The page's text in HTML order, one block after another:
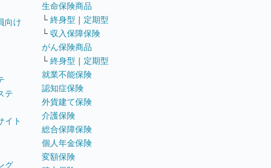
向け
テ
イト
グ
生命保険商品
└ 終身型 ｜ 定期型
└ 収入保障保険
がん保険商品
└ 終身型 ｜ 定期型
就業不能保険
認知症保険
外貨建て保険
介護保険
総合保障保険
個人年金保険
変額保険